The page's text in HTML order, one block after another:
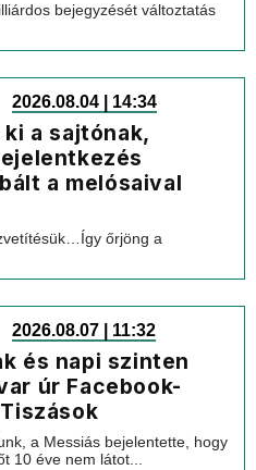
bejegyzését változtatás
2026.08.04 | 14:34
a sajtónak,
a melósaival
őrjöng a
2026.08.07 | 11:32
és napi szinten
úr Facebook-
a Messiás bejelentette, hogy
10 éve nem látot...